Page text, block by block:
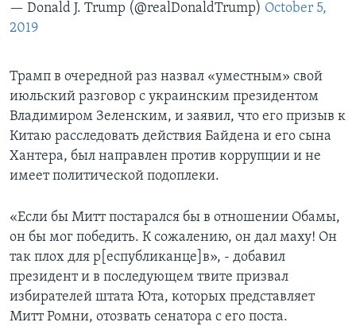
— Donald J. Trump (@realDonaldTrump) October 5,
2019
Трамп в очередной раз назвал «уместным» свой
июльский разговор с украинским президентом
Владимиром Зеленским, и заявил, что его призыв к
Китаю расследовать действия Байдена и его сына
Хантера, был направлен против коррупции и не
имеет политической подоплеки.
«Если бы Митт постарался бы в отношении Обамы,
он бы мог победить. К сожалению, он дал маху! Он
так плох для р[еспубликанце]в», - добавил
президент и в последующем твите призвал
избирателей штата Юта, которых представляет
Митт Ромни, отозвать сенатора с его поста.